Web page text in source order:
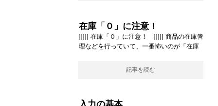
在庫「０」に注意！
]]]]] 在庫「０」に注意！ ]]]]] 商品の在庫管
理などを行っていて、一番怖いのが「在庫
記事を読む
入力の基本